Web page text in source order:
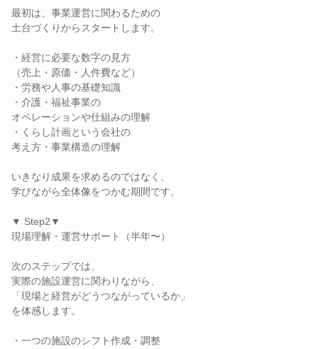
最初は、事業運営に関わるための
土台づくりからスタートします。
・経営に必要な数字の見方
（売上・原価・人件費など）
・労務や人事の基礎知識
・介護・福祉事業の
オペレーションや仕組みの理解
・くらし計画という会社の
考え方・事業構造の理解
いきなり成果を求めるのではなく、
学びながら全体像をつかむ期間です。
▼ Step2▼
現場理解・運営サポート（半年〜）
次のステップでは、
実際の施設運営に関わりながら、
「現場と経営がどうつながっているか」
を体感します。
・一つの施設のシフト作成・調整